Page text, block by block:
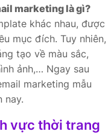
marketing là gì?
khác nhau, được
mục đích. Tuy nhiên,
tạo về màu sắc,
ảnh,… Ngay sau
marketing mẫu
nay.
vực thời trang